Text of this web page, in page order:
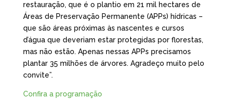
restauração, que é o plantio em 21 mil hectares de
Áreas de Preservação Permanente (APPs) hídricas –
que são áreas próximas às nascentes e cursos
d’água que deveriam estar protegidas por florestas,
mas não estão. Apenas nessas APPs precisamos
plantar 35 milhões de árvores. Agradeço muito pelo
convite”.
Confira a programação